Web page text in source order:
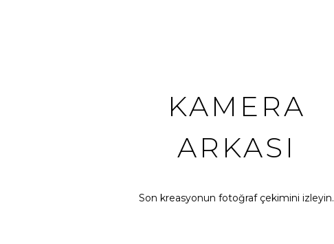
KAMERA
ARKASI
Son kreasyonun fotoğraf çekimini izleyin.